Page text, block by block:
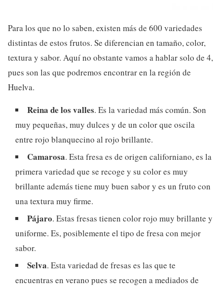
Para los que no lo saben, existen más de 600 variedades
distintas de estos frutos. Se diferencian en tamaño, color,
textura y sabor. Aquí no obstante vamos a hablar solo de 4,
pues son las que podremos encontrar en la región de
Huelva.
Reina de los valles. Es la variedad más común. Son
muy pequeñas, muy dulces y de un color que oscila
entre rojo blanquecino al rojo brillante.
Camarosa. Esta fresa es de origen californiano, es la
primera variedad que se recoge y su color es muy
brillante además tiene muy buen sabor y es un fruto con
una textura muy firme.
Pájaro. Estas fresas tienen color rojo muy brillante y
uniforme. Es, posiblemente el tipo de fresa con mejor
sabor.
Selva. Esta variedad de fresas es las que te
encuentras en verano pues se recogen a mediados de